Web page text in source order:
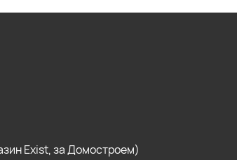
Exist, за Домостроем)